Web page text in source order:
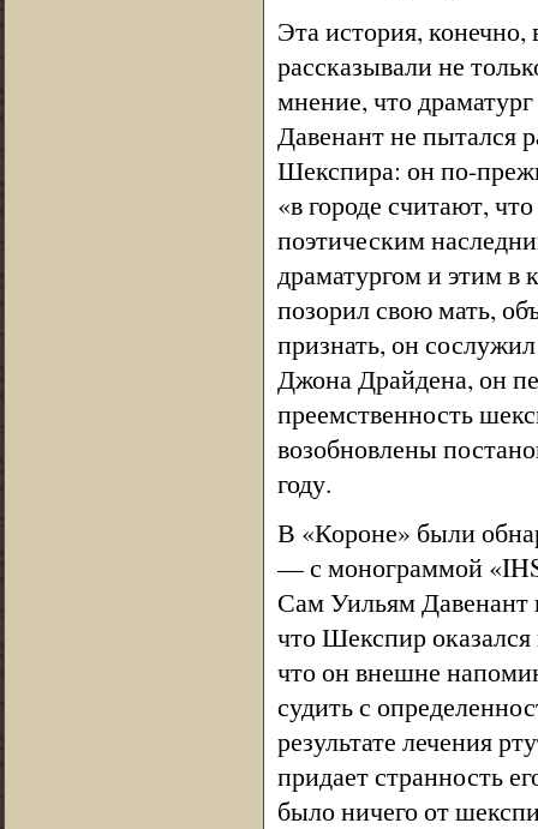
Эта история, конечно,
рассказывали не
мнение, что
Давенант не пытался
Шекспира: он по-
«в городе считают,
поэтическим
драматургом и этим в
позорил свою мать,
признать, он
Джона Драйдена, он
преемственность
возобновлены
году.
В «Короне» были
— с монограммой
Сам Уильям Давенант
что Шекспир
что он внешне
судить с
результате лечения
придает странность
было ничего от